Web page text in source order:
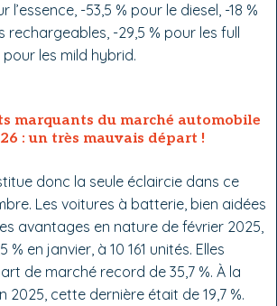
l’essence, -53,5 % pour le diesel, -18 %
rechargeables, -29,5 % pour les full
les mild hybrid.
marquants du marché automobile
: un très mauvais départ !
donc la seule éclaircie dans ce
Les voitures à batterie, bien aidées
avantages en nature de février 2025,
% en janvier, à 10 161 unités. Elles
de marché record de 35,7 %. À la
2025, cette dernière était de 19,7 %.